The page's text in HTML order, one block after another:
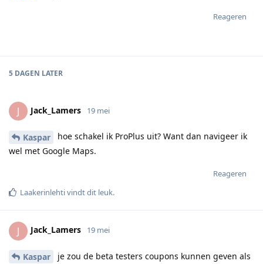
Reageren
5 DAGEN LATER
J Jack_Lamers 19 mei
Kaspar
hoe schakel ik ProPlus uit? Want dan navigeer ik
wel met Google Maps.
Reageren
Laakerinlehtivindt dit leuk.
J Jack_Lamers 19 mei
Kaspar
je zou de beta testers coupons kunnen geven als